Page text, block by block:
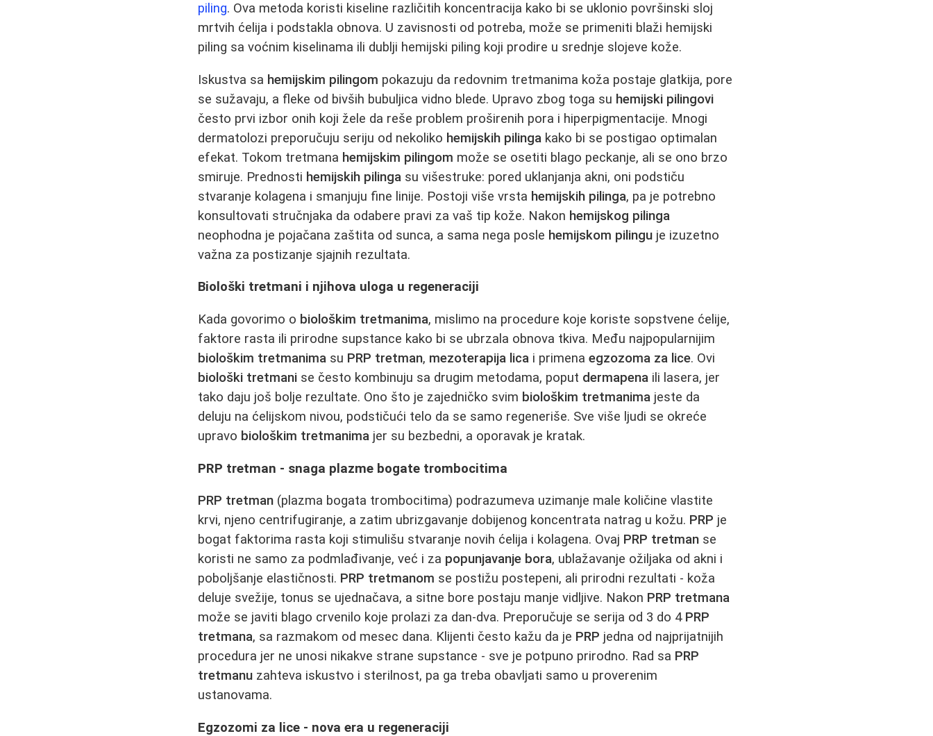
piling. Ova metoda koristi kiseline različitih koncentracija kako bi se uklonio površinski sloj
mrtvih ćelija i podstakla obnova. U zavisnosti od potreba, može se primeniti blaži hemijski
piling sa voćnim kiselinama ili dublji hemijski piling koji prodire u srednje slojeve kože.
Iskustva sa hemijskim pilingom pokazuju da redovnim tretmanima koža postaje glatkija, pore
se sužavaju, a fleke od bivših bubuljica vidno blede. Upravo zbog toga su hemijski pilingovi
često prvi izbor onih koji žele da reše problem proširenih pora i hiperpigmentacije. Mnogi
dermatolozi preporučuju seriju od nekoliko hemijskih pilinga kako bi se postigao optimalan
efekat. Tokom tretmana hemijskim pilingom može se osetiti blago peckanje, ali se ono brzo
smiruje. Prednosti hemijskih pilinga su višestruke: pored uklanjanja akni, oni podstiču
stvaranje kolagena i smanjuju fine linije. Postoji više vrsta hemijskih pilinga, pa je potrebno
konsultovati stručnjaka da odabere pravi za vaš tip kože. Nakon hemijskog pilinga
neophodna je pojačana zaštita od sunca, a sama nega posle hemijskom pilingu je izuzetno
važna za postizanje sjajnih rezultata.
Biološki tretmani i njihova uloga u regeneraciji
Kada govorimo o biološkim tretmanima, mislimo na procedure koje koriste sopstvene ćelije,
faktore rasta ili prirodne supstance kako bi se ubrzala obnova tkiva. Među najpopularnijim
biološkim tretmanima su PRP tretman, mezoterapija lica i primenaegzozoma za lice. Ovi
biološki tretmani se često kombinuju sa drugim metodama, poput dermapena ili lasera, jer
tako daju još bolje rezultate. Ono što je zajedničko svim biološkim tretmanima jeste da
deluju na ćelijskom nivou, podstičući telo da se samo regeneriše. Sve više ljudi se okreće
upravo biološkim tretmanima jer su bezbedni, a oporavak je kratak.
PRP tretman - snaga plazme bogate trombocitima
PRP tretman (plazma bogata trombocitima) podrazumeva uzimanje male količine vlastite
krvi, njeno centrifugiranje, a zatim ubrizgavanje dobijenog koncentrata natrag u kožu. PRP je
bogat faktorima rasta koji stimulišu stvaranje novih ćelija i kolagena. Ovaj PRP tretman se
koristi ne samo za podmlađivanje, već i za popunjavanje bora, ublažavanje ožiljaka od akni i
poboljšanje elastičnosti. PRP tretmanom se postižu postepeni, ali prirodni rezultati - koža
deluje svežije, tonus se ujednačava, a sitne bore postaju manje vidljive. Nakon PRP tretmana
može se javiti blago crvenilo koje prolazi za dan‑dva. Preporučuje se serija od 3 do 4 PRP
tretmana, sa razmakom od mesec dana. Klijenti često kažu da je PRP jedna od najprijatnijih
procedura jer ne unosi nikakve strane supstance - sve je potpuno prirodno. Rad sa PRP
tretmanu zahteva iskustvo i sterilnost, pa ga treba obavljati samo u proverenim
ustanovama.
Egzozomi za lice - nova era u regeneraciji